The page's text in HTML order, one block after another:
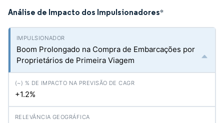
Análise de Impacto dos Impulsionadores*
Boom Prolongado na Compra de Embarcações por
Proprietários de Primeira Viagem
+1.2%